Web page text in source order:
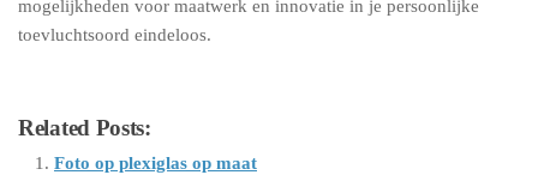
mogelijkheden voor maatwerk en innovatie in je persoonlijke
toevluchtsoord eindeloos.
Related Posts:
Foto op plexiglas op maat